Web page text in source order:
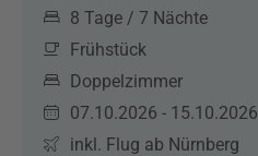
8 Tage / 7 Nächte
Frühstück
Doppelzimmer
07.10.2026 - 15.10.2026
inkl. Flug ab Nürnberg